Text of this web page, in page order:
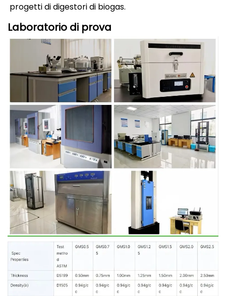
progetti di digestori di biogas.
Laboratorio di prova